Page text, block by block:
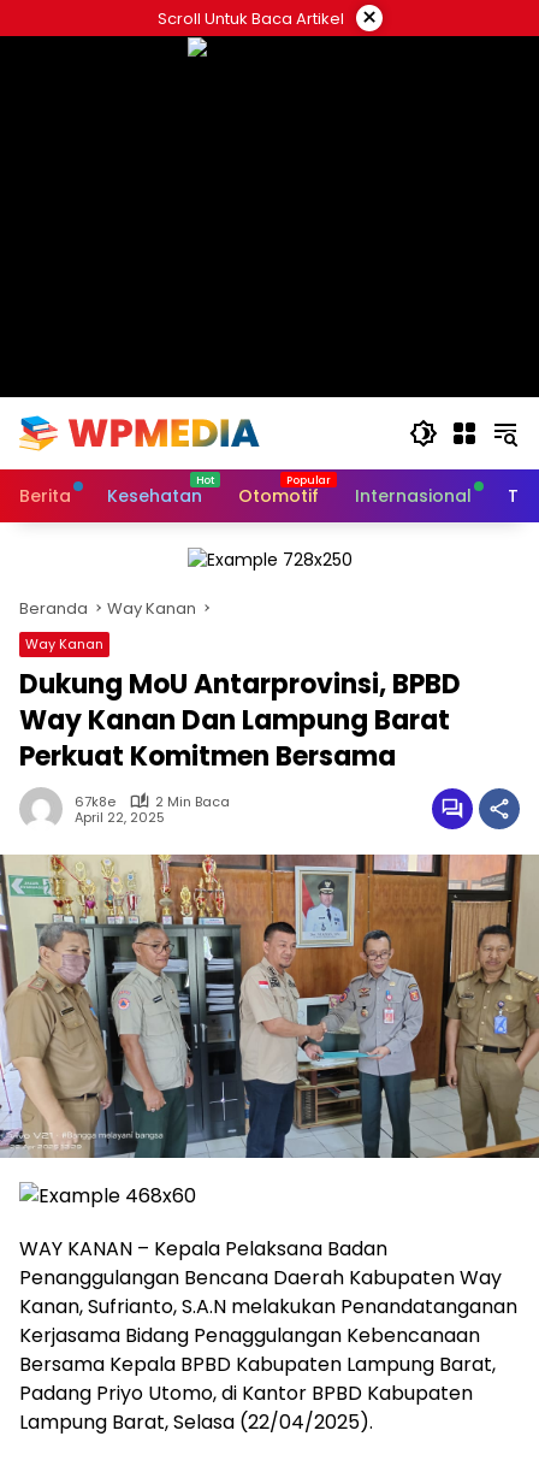
ke
Scroll Untuk Baca Artikel ×
Berita Kesehatan Otomotif Internasional
Beranda Way Kanan
Way Kanan
Dukung MoU Antarprovinsi, BPBD
Way Kanan Dan Lampung Barat
Perkuat Komitmen Bersama
67k8e
2 Min Baca
April 22, 2025
WAY KANAN – Kepala Pelaksana Badan
Penanggulangan Bencana Daerah Kabupaten Way
Kanan, Sufrianto, S.A.N melakukan Penandatanganan
Kerjasama Bidang Penaggulangan Kebencanaan
Bersama Kepala BPBD Kabupaten Lampung Barat,
Padang Priyo Utomo, di Kantor BPBD Kabupaten
Lampung Barat, Selasa (22/04/2025).